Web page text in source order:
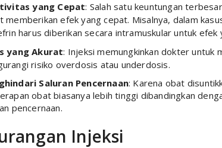
yang Cepat: Salah satu keuntungan
memberikan efek yang cepat. Misalnya, dalam
harus diberikan secara intramuskular untuk efek
yang Akurat: Injeksi memungkinkan dokter untuk
risiko overdosis atau underdosis.
Saluran Pencernaan: Karena obat
obat biasanya lebih tinggi dibandingkan
pencernaan.
Injeksi